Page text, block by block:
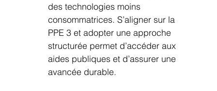
des technologies moins
consommatrices. S’aligner sur la
PPE 3 et adopter une approche
structurée permet d’accéder aux
aides publiques et d’assurer une
avancée durable.